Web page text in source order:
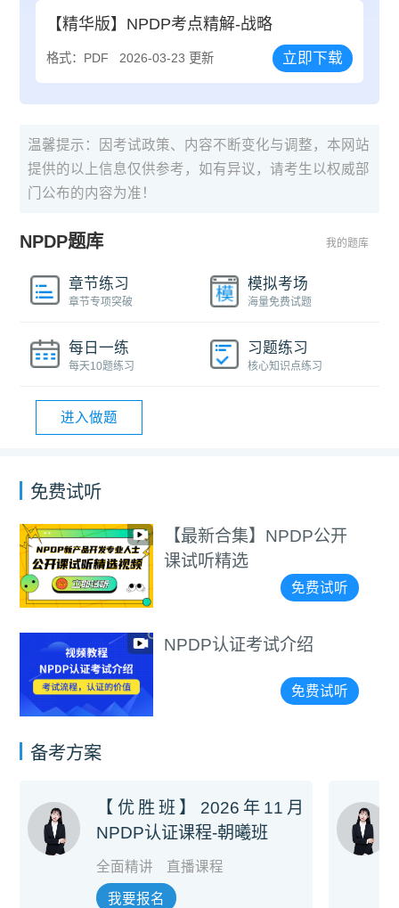
【精华版】NPDP考点精解-战略
格式：PDF 2026-03-23 更新 立即下载
温馨提示：因考试政策、内容不断变化与调整，本网站
提供的以上信息仅供参考，如有异议，请考生以权威部
门公布的内容为准！
NPDP题库 我的题库
章节练习
章节专项突破
模拟考场
海量免费试题
每日一练
每天10题练习
习题练习
核心知识点练习
进入做题
免费试听
【最新合集】NPDP公开
课试听精选
免费试听
NPDP认证考试介绍
免费试听
备考方案
【优胜班】2026年11月
NPDP认证课程-朝曦班
全面精讲 直播课程
我要报名